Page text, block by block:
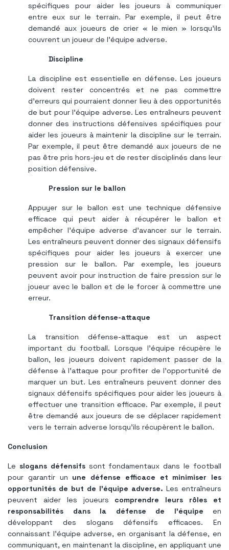
spécifiques pour aider les joueurs à communiquer
entre eux sur le terrain. Par exemple, il peut être
demandé aux joueurs de crier « le mien » lorsqu'ils
couvrent un joueur de l'équipe adverse.
Discipline
La discipline est essentielle en défense. Les joueurs
doivent rester concentrés et ne pas commettre
d’erreurs qui pourraient donner lieu à des opportunités
de but pour l’équipe adverse. Les entraîneurs peuvent
donner des instructions défensives spécifiques pour
aider les joueurs à maintenir la discipline sur le terrain.
Par exemple, il peut être demandé aux joueurs de ne
pas être pris hors-jeu et de rester disciplinés dans leur
position défensive.
Pression sur le ballon
Appuyer sur le ballon est une technique défensive
efficace qui peut aider à récupérer le ballon et
empêcher l'équipe adverse d'avancer sur le terrain.
Les entraîneurs peuvent donner des signaux défensifs
spécifiques pour aider les joueurs à exercer une
pression sur le ballon. Par exemple, les joueurs
peuvent avoir pour instruction de faire pression sur le
joueur avec le ballon et de le forcer à commettre une
erreur.
Transition défense-attaque
La transition défense-attaque est un aspect
important du football. Lorsque l’équipe récupère le
ballon, les joueurs doivent rapidement passer de la
défense à l’attaque pour profiter de l’opportunité de
marquer un but. Les entraîneurs peuvent donner des
signaux défensifs spécifiques pour aider les joueurs à
effectuer une transition efficace. Par exemple, il peut
être demandé aux joueurs de se déplacer rapidement
vers le terrain adverse lorsqu'ils récupèrent le ballon.
Conclusion
Le slogans défensifssont fondamentaux dans le football
pour garantir un une défense efficace et minimiser les
opportunités de but de l'équipe adverse. Les entraîneurs
peuvent aider les joueurs comprendre leurs rôles et
responsabilités dans la défense de l’équipe en
développant des slogans défensifs efficaces. En
connaissant l’équipe adverse, en organisant la défense, en
communiquant, en maintenant la discipline, en appliquant une